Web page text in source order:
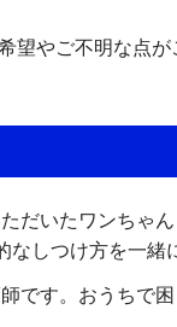
望やご不明な点
だいたワンちゃ
しつけ方を一緒
です。おうちで